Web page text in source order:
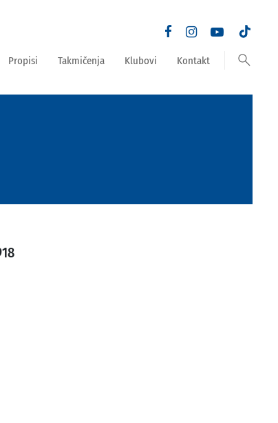
Propisi Takmičenja Klubovi Kontakt search